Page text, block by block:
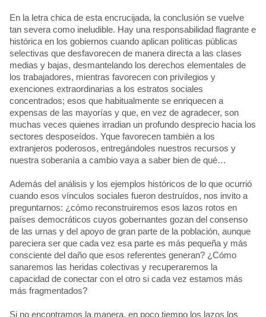
En la letra chica de esta encrucijada, la conclusión se vuelve
tan severa como ineludible. Hay una responsabilidad flagrante e
histórica en los gobiernos cuando aplican políticas públicas
selectivas que desfavorecen de manera directa a las clases
medias y bajas, desmantelando los derechos elementales de
los trabajadores, mientras favorecen con privilegios y
exenciones extraordinarias a los estratos sociales
concentrados; esos que habitualmente se enriquecen a
expensas de las mayorías y que, en vez de agradecer, son
muchas veces quienes irradian un profundo desprecio hacia los
sectores desposeídos. Yque favorecen también a los
extranjeros poderosos, entregándoles nuestros recursos y
nuestra soberanía a cambio vaya a saber bien de qué…
Además del análisis y los ejemplos históricos de lo que ocurrió
cuando esos vínculos sociales fueron destruídos, nos invito a
preguntarnos: ¿cómo reconstruiremos esos lazos rotos en
países democráticos cuyos gobernantes gozan del consenso
de las urnas y del apoyo de gran parte de la población, aunque
pareciera ser que cada vez esa parte es más pequeña y más
consciente del daño que esos referentes generan? ¿Cómo
sanaremos las heridas colectivas y recuperaremos la
capacidad de conectar con el otro si cada vez estamos más
más fragmentados?
Si no encontramos la manera, en poco tiempo los lazos los